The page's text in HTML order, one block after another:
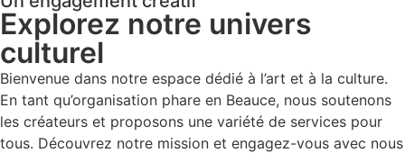
Explorez notre univers
culturel
Bienvenue dans notre espace dédié à l’art et à la culture.
En tant qu’organisation phare en Beauce, nous soutenons
les créateurs et proposons une variété de services pour
tous. Découvrez notre mission et engagez-vous avec nous